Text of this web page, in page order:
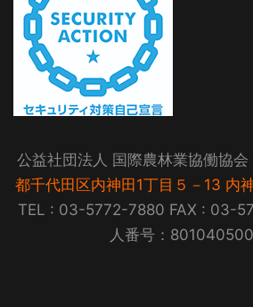
公益社団法人 国際農林業協働協
都千代田区内神田1丁目５－13 内
TEL : 03-5772-7880 FAX :
人番号：